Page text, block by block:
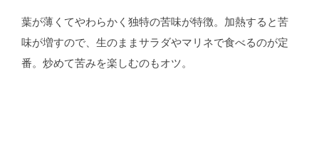
葉が薄くてやわらかく独特の苦味が特徴。加熱すると苦
味が増すので、生のままサラダやマリネで食べるのが定
番。炒めて苦みを楽しむのもオツ。